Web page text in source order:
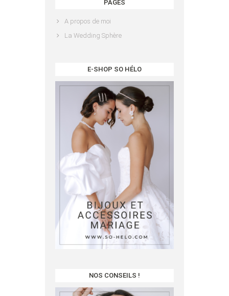
PAGES
A propos de moi
La Wedding Sphère
E-SHOP SO HÉLO
NOS CONSEILS !